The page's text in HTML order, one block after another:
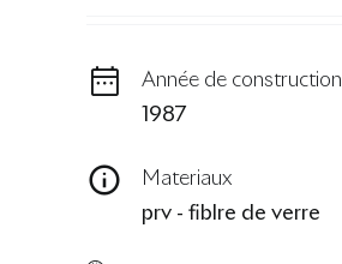
Année de construction
1987
Materiaux
prv - fiblre de verre